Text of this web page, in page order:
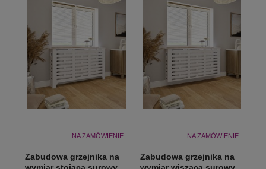
NA ZAMÓWIENIE
Zabudowa grzejnika na
wymiar stojąca surowy
NA ZAMÓWIENIE
Zabudowa grzejnika na
wymiar wisząca surowy